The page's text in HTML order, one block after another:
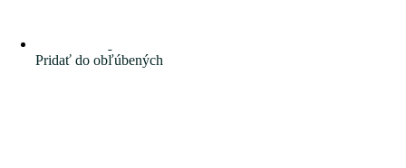
Pridať do obľúbených